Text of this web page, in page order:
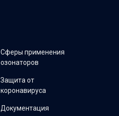
Сферы применения
озонаторов
Защита от
коронавируса
Документация